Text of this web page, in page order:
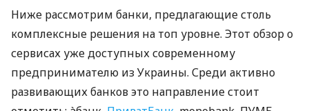
Ниже рассмотрим банки, предлагающие столь
комплексные решения на топ уровне. Этот обзор о
сервисах уже доступных современному
предпринимателю из Украины. Среди активно
развивающих банков это направление стоит